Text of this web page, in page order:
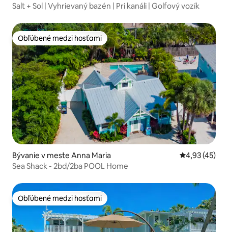
Salt + Sol | Vyhrievaný bazén | Pri kanáli | Golfový vozík
Obľúbené medzi hosťami
Obľúbené medzi hosťami
Bývanie v meste Anna Maria Priemerné
4,93 (45)
Sea Shack - 2bd/2ba POOL Home
Obľúbené medzi hosťami
Obľúbené medzi hosťami